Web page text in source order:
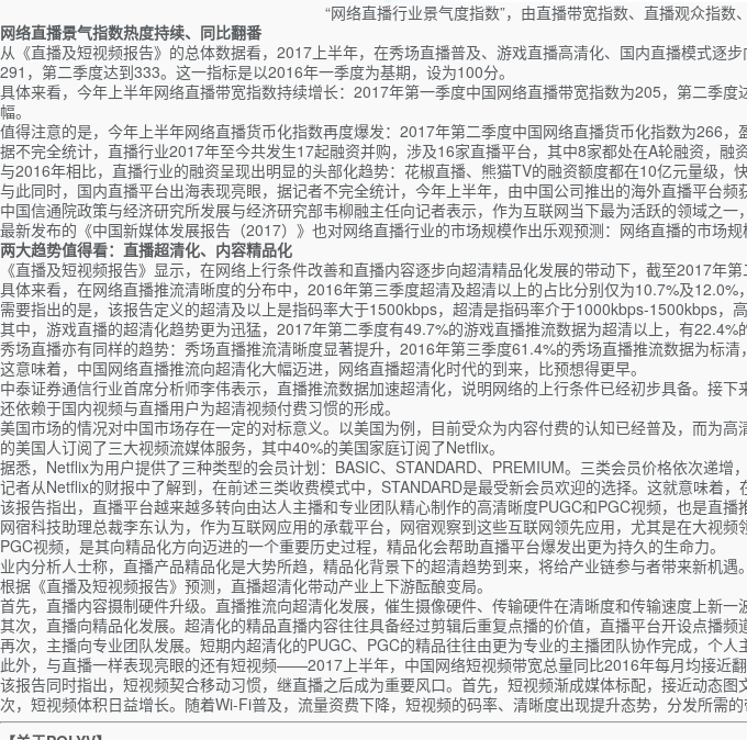
“网络直播行业景气度指数”，由直播带宽指数、直播观众指
网络直播景气指数热度持续、同比翻番
从《直播及短视频报告》的总体数据看，2017上半年，在秀场直播普及、游戏直播高清化、国内直播模式
291，第二季度达到333。这一指标是以2016年一季度为基期，设为100分。
具体来看，今年上半年网络直播带宽指数持续增长：2017年第一季度中国网络直播带宽指数为205，第二季
幅。
值得注意的是，今年上半年网络直播货币化指数再度爆发：2017年第二季度中国网络直播货币化指数为266
据不完全统计，直播行业2017年至今共发生17起融资并购，涉及16家直播平台，其中8家都处在A轮融资，融
与2016年相比，直播行业的融资呈现出明显的头部化趋势：花椒直播、熊猫TV的融资额度都在10亿元量级，
与此同时，国内直播平台出海表现亮眼，据记者不完全统计，今年上半年，由中国公司推出的海外直播平台频
中国信通院政策与经济研究所发展与经济研究部韦柳融主任向记者表示，作为互联网当下最为活跃的领域之一
最新发布的《中国新媒体发展报告（2017）》也对网络直播行业的市场规模作出乐观预测：网络直播的市场
两大趋势值得看：直播超清化、内容精品化
《直播及短视频报告》显示，在网络上行条件改善和直播内容逐步向超清精品化发展的带动下，截至2017年
具体来看，在网络直播推流清晰度的分布中，2016年第三季度超清及超清以上的占比分别仅为10.7%及
需要指出的是，该报告定义的超清及以上是指码率大于1500kbps，超清是指码率介于1000kbps-1500kbps
其中，游戏直播的超清化趋势更为迅猛，2017年第二季度有49.7%的游戏直播推流数据为超清以上，有22.4%
秀场直播亦有同样的趋势：秀场直播推流清晰度显著提升，2016年第三季度61.4%的秀场直播推流数据为标
这意味着，中国网络直播推流向超清化大幅迈进，网络直播超清化时代的到来，比预想得更早。
中泰证券通信行业首席分析师李伟表示，直播推流数据加速超清化，说明网络的上行条件已经初步具备。接
还依赖于国内视频与直播用户为超清视频付费习惯的形成。
美国市场的情况对中国市场存在一定的对标意义。以美国为例，目前受众为内容付费的认知已经普及，而为
的美国人订阅了三大视频流媒体服务，其中40%的美国家庭订阅了Netflix。
据悉，Netflix为用户提供了三种类型的会员计划：BASIC、STANDARD、PREMIUM。三类会员价格依次递
记者从Netflix的财报中了解到，在前述三类收费模式中，STANDARD是最受新会员欢迎的选择。这就意味着
该报告指出，直播平台越来越多转向由达人主播和专业团队精心制作的高清晰度PUGC和PGC视频，也是直
网宿科技助理总裁李东认为，作为互联网应用的承载平台，网宿观察到这些互联网领先应用，尤其是在大视
PGC视频，是其向精品化方向迈进的一个重要历史过程，精品化会帮助直播平台爆发出更为持久的生命力。
业内分析人士称，直播产品精品化是大势所趋，精品化背景下的超清趋势到来，将给产业链参与者带来新机遇。
根据《直播及短视频报告》预测，直播超清化带动产业上下游酝酿变局。
首先，直播内容摄制硬件升级。直播推流向超清化发展，催生摄像硬件、传输硬件在清晰度和传输速度上新
其次，直播向精品化发展。超清化的精品直播内容往往具备经过剪辑后重复点播的价值，直播平台开设点播频
再次，主播向专业团队发展。短期内超清化的PUGC、PGC的精品往往由更为专业的主播团队协作完成，个
此外，与直播一样表现亮眼的还有短视频——2017上半年，中国网络短视频带宽总量同比2016年每月均接近翻
该报告同时指出，短视频契合移动习惯，继直播之后成为重要风口。首先，短视频渐成媒体标配，接近动态
次，短视频体积日益增长。随着Wi-Fi普及，流量资费下降，短视频的码率、清晰度出现提升态势，分发所需